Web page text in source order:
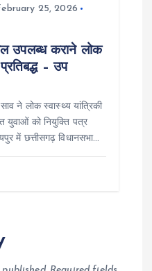
25, 2026
उपलब्ध कराने लोक
– उप
ने लोक स्वास्थ्य यांत्रिकी
युवाओं को नियुक्ति पत्र
में छत्तीसगढ़ विधानसभा…